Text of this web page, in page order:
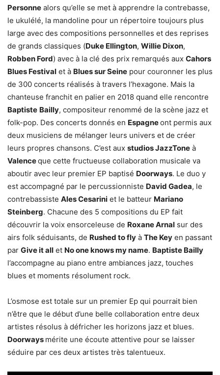
Personne alors qu’elle se met à apprendre la contrebasse,
le ukulélé, la mandoline pour un répertoire toujours plus
large avec des compositions personnelles et des reprises
de grands classiques (Duke Ellington, Willie Dixon,
Robben Ford) avec à la clé des prix remarqués aux Cahors
Blues Festival et à Blues sur Seine pour couronner les plus
de 300 concerts réalisés à travers l’hexagone. Mais la
chanteuse franchit en palier en 2018 quand elle rencontre
Baptiste Bailly, compositeur renommé de la scène jazz et
folk-pop. Des concerts donnés en Espagneont permis aux
deux musiciens de mélanger leurs univers et de créer
leurs propres chansons. C’est aux studios JazzTone à
Valenceque cette fructueuse collaboration musicale va
aboutir avec leur premier EP baptisé Doorways. Le duo y
est accompagné par le percussionniste David Gadea, le
contrebassiste Ales Cesarini et le batteur Mariano
Steinberg. Chacune des 5 compositions du EP fait
découvrir la voix ensorceleuse de Roxane Arnal sur des
airs folk séduisants, de Rushed to fly à The Key en passant
par Give it all et No one knows my name. Baptiste Bailly
l’accompagne au piano entre ambiances jazz, touches
blues et moments résolument rock.
L’osmose est totale sur un premier Ep qui pourrait bien
n’être que le début d’une belle collaboration entre deux
artistes résolus à défricher les horizons jazz et blues.
Doorways mérite une écoute attentive pour se laisser
séduire par ces deux artistes très talentueux.